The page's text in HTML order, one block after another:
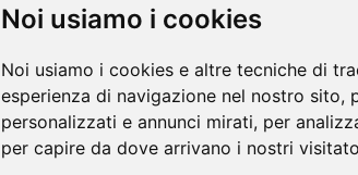
Noi usiamo i cookies
Noi usiamo i cookies e altre tecniche di
esperienza di navigazione nel nostro sito,
personalizzati e annunci mirati, per
per capire da dove arrivano i nostri
massimo silenzio. Ritrovo
Brasimone, prenotazione